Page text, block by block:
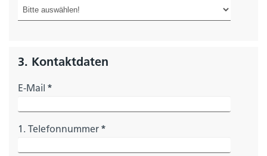
3. Kontaktdaten
E-Mail *
1. Telefonnummer *